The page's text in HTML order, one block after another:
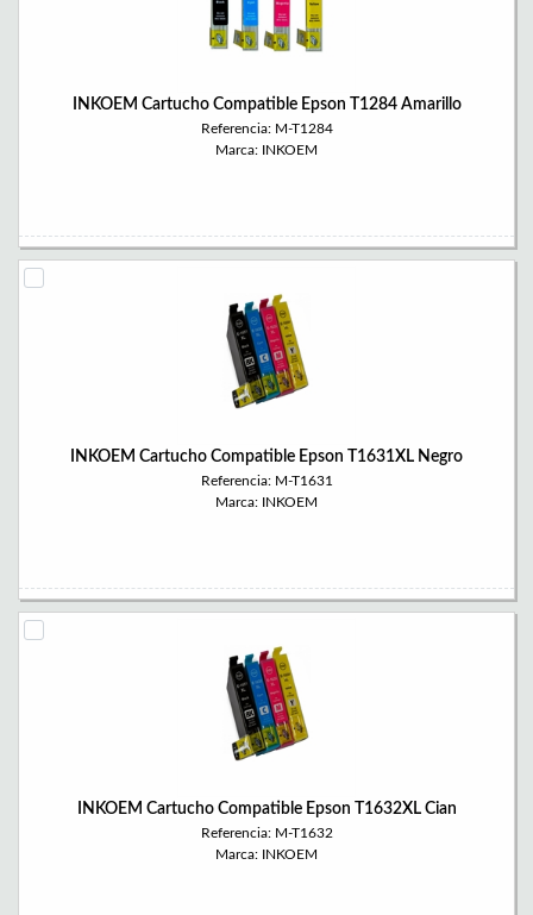
INKOEM Cartucho Compatible Epson T1284 Amarillo
Referencia: M-T1284
Marca: INKOEM
INKOEM Cartucho Compatible Epson T1631XL Negro
Referencia: M-T1631
Marca: INKOEM
INKOEM Cartucho Compatible Epson T1632XL Cian
Referencia: M-T1632
Marca: INKOEM